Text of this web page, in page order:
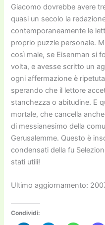
Giacomo dovrebbe avere
quasi un secolo la
contemporaneamente le
proprio puzzle personale.
così male, se Eisenman si
volta, e avesse scritto un
ogni affermazione è
sperando che il lettore
stanchezza o abitudine. E
mortale, che cancella
di messianesimo della
Gerusalemme. Questo è
condensati della fu
stati utili!
Ultimo aggiornamento:
Condividi: